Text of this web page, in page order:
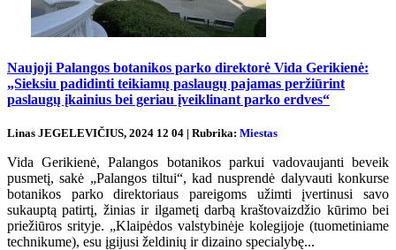
Naujoji Palangos botanikos parko direktorė Vida Gerikienė:
„Sieksiu padidinti teikiamų paslaugų pajamas peržiūrint
paslaugų įkainius bei geriau įveiklinant parko erdves“
Linas JEGELEVIČIUS, 2024 12 04 | Rubrika: Miestas
Vida Gerikienė, Palangos botanikos parkui vadovaujanti beveik
pusmetį, sakė „Palangos tiltui“, kad nusprendė dalyvauti konkurse
botanikos parko direktoriaus pareigoms užimti įvertinusi savo
sukauptą patirtį, žinias ir ilgametį darbą kraštovaizdžio kūrimo bei
priežiūros srityje. „Klaipėdos valstybinėje kolegijoje (tuometiniame
technikume), esu įgijusi želdinių ir dizaino specialybę...